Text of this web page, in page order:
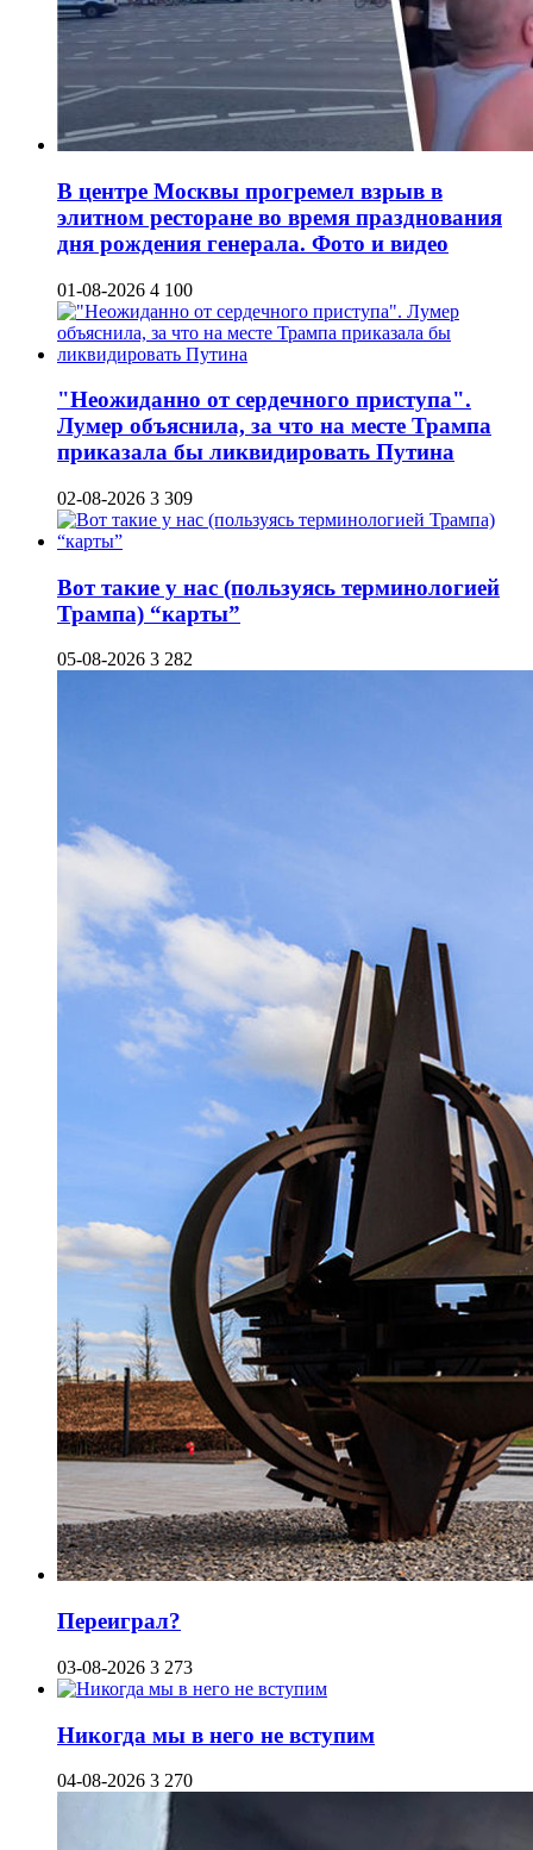
В центре Москвы прогремел взрыв в
элитном ресторане во время празднования
дня рождения генерала. Фото и видео
01-08-2026 4 100
"Неожиданно от сердечного приступа".
Лумер объяснила, за что на месте Трампа
приказала бы ликвидировать Путина
02-08-2026 3 309
Вот такие у нас (пользуясь терминологией
Трампа) “карты”
05-08-2026 3 282
Переиграл?
03-08-2026 3 273
Никогда мы в него не вступим
04-08-2026 3 270